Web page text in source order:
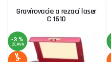
Gravírovacie a rezací laser
C 1610
-3 %
ZĽAVA